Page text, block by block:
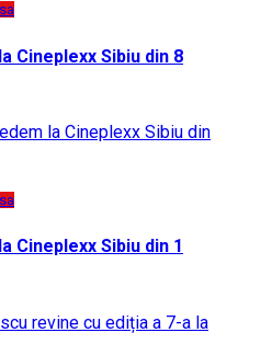
Cineplexx Sibiu din 8
Cineplexx Sibiu din 1